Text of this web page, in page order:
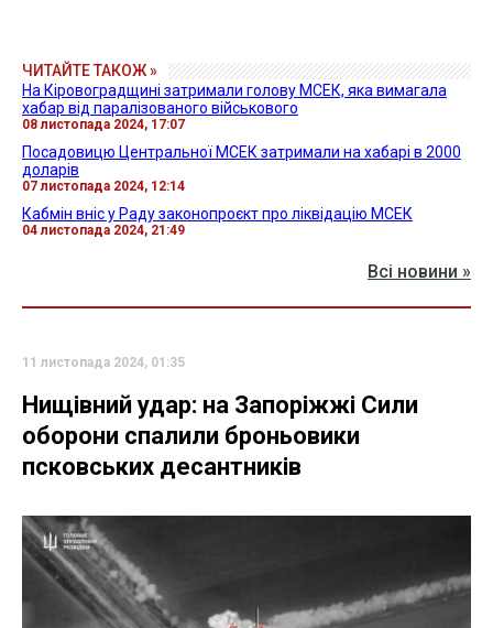
ЧИТАЙТЕ ТАКОЖ »
На Кіровоградщині затримали голову МСЕК, яка вимагала
хабар від паралізованого військового
08 листопада 2024, 17:07
Посадовицю Центральної МСЕК затримали на хабарі в 2000
доларів
07 листопада 2024, 12:14
Кабмін вніс у Раду законопроєкт про ліквідацію МСЕК
04 листопада 2024, 21:49
Всі новини »
11 листопада 2024, 01:35
Нищівний удар: на Запоріжжі Сили
оборони спалили броньовики
псковських десантників